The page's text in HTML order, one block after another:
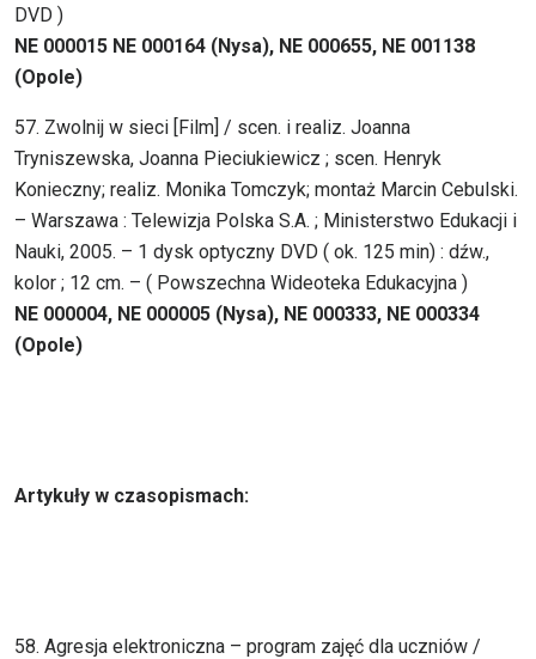
DVD )
NE 000015 NE 000164 (Nysa), NE 000655, NE 001138
(Opole)
57. Zwolnij w sieci [Film] / scen. i realiz. Joanna
Tryniszewska, Joanna Pieciukiewicz ; scen. Henryk
Konieczny; realiz. Monika Tomczyk; montaż Marcin Cebulski.
– Warszawa : Telewizja Polska S.A. ; Ministerstwo Edukacji i
Nauki, 2005. – 1 dysk optyczny DVD ( ok. 125 min) : dźw.,
kolor ; 12 cm. – ( Powszechna Wideoteka Edukacyjna )
NE 000004, NE 000005 (Nysa), NE 000333, NE 000334
(Opole)
Artykuły w czasopismach:
58. Agresja elektroniczna – program zajęć dla uczniów /